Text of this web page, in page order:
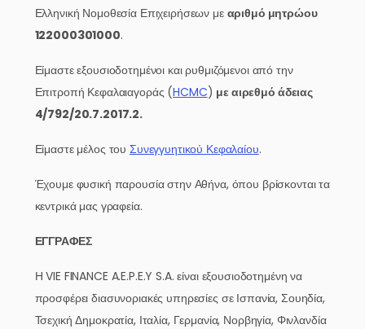
Ελληνική Νομοθεσία Επιχειρήσεων με αριθμό μητρώου
122000301000.
Είμαστε εξουσιοδοτημένοι και ρυθμιζόμενοι από την
Επιτροπή Κεφαλαιαγοράς (HCMC) με αιρεθμό άδειας
4/792/20.7.2017.2.
Είμαστε μέλος του Συνεγγυητικού Κεφαλαίου.
Έχουμε φυσική παρουσία στην Αθήνα, όπου βρίσκονται τα
κεντρικά μας γραφεία.
ΕΓΓΡΑΦΕΣ
Η VIE FINANCE A.E.P.E.Y S.A. είναι εξουσιοδοτημένη να
προσφέρει διασυνοριακές υπηρεσίες σε Ισπανία, Σουηδία,
Τσεχική Δημοκρατία, Ιταλία, Γερμανία, Νορβηγία, Φινλανδία